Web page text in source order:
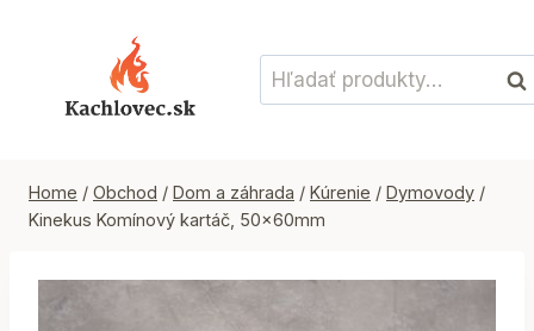
Hľadať:
Home / Obchod / Dom a záhrada / Kúrenie / Dymovody /
Kinekus Komínový kartáč, 50x60mm